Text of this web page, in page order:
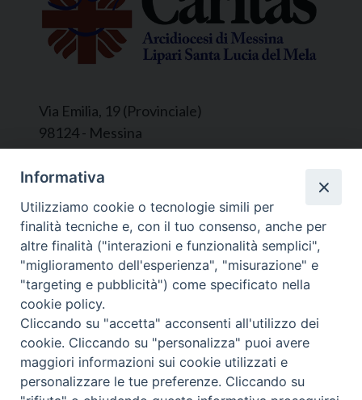
Via Emilia, 19 (Provinciale)
98124 - Messina
Segreteria e Amministrazione:
L’Ufficio è aperto tutti i giorni da lunedì a
venerdì, dalle ore 9.30 alle ore 12.30.
Tel. 090.9146045
mail:ufficiocaritas@diocesimessina.it.
Seguici su
© 2022 - 2025 Caritas Arcidiocesi di Messina Lipari
Informativa
Utilizziamo cookie o tecnologie simili per
finalità tecniche e, con il tuo consenso, anche per
altre finalità ("interazioni e funzionalità semplici",
"miglioramento dell'esperienza", "misurazione" e
"targeting e pubblicità") come specificato nella
cookie policy.
Cliccando su "accetta" acconsenti all'utilizzo dei
cookie. Cliccando su "personalizza" puoi avere
maggiori informazioni sui cookie utilizzati e
personalizzare le tue preferenze. Cliccando su